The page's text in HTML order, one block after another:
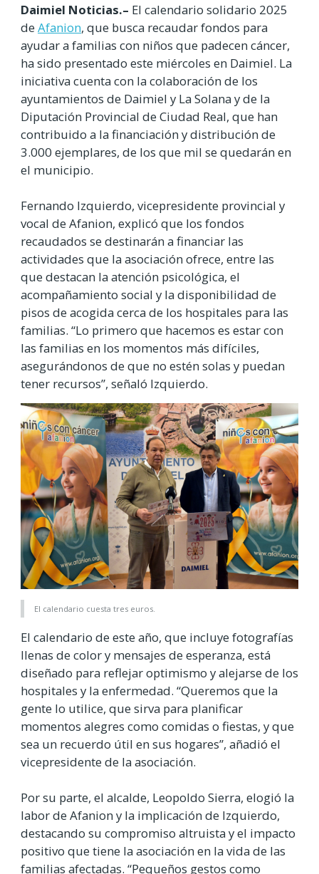
Daimiel Noticias.– El calendario solidario 2025
de Afanion, que busca recaudar fondos para
ayudar a familias con niños que padecen cáncer,
ha sido presentado este miércoles en Daimiel. La
iniciativa cuenta con la colaboración de los
ayuntamientos de Daimiel y La Solana y de la
Diputación Provincial de Ciudad Real, que han
contribuido a la financiación y distribución de
3.000 ejemplares, de los que mil se quedarán en
el municipio.
Fernando Izquierdo, vicepresidente provincial y
vocal de Afanion, explicó que los fondos
recaudados se destinarán a financiar las
actividades que la asociación ofrece, entre las
que destacan la atención psicológica, el
acompañamiento social y la disponibilidad de
pisos de acogida cerca de los hospitales para las
familias. “Lo primero que hacemos es estar con
las familias en los momentos más difíciles,
asegurándonos de que no estén solas y puedan
tener recursos”, señaló Izquierdo.
El calendario cuesta tres euros.
El calendario de este año, que incluye fotografías
llenas de color y mensajes de esperanza, está
diseñado para reflejar optimismo y alejarse de los
hospitales y la enfermedad. “Queremos que la
gente lo utilice, que sirva para planificar
momentos alegres como comidas o fiestas, y que
sea un recuerdo útil en sus hogares”, añadió el
vicepresidente de la asociación.
Por su parte, el alcalde, Leopoldo Sierra, elogió la
labor de Afanion y la implicación de Izquierdo,
destacando su compromiso altruista y el impacto
positivo que tiene la asociación en la vida de las
familias afectadas. “Pequeños gestos como